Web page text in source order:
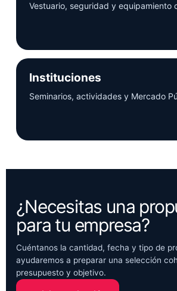
Vestuario, seguridad y equipamiento
Instituciones
Seminarios, actividades y Mercado
¿Necesitas una
para tu empresa?
Cuéntanos la cantidad, fecha y tipo de
ayudaremos a preparar una selección
presupuesto y objetivo.